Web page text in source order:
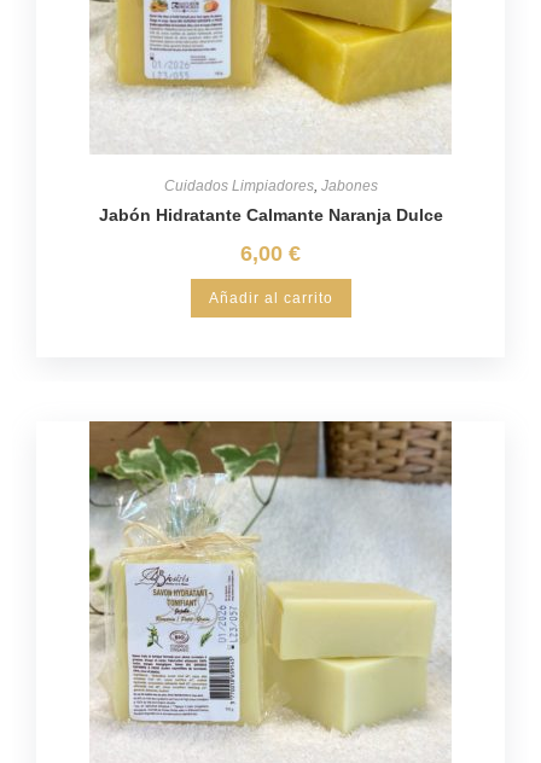
Cuidados Limpiadores, Jabones
Jabón Hidratante Calmante Naranja Dulce
6,00 €
Añadir al carrito